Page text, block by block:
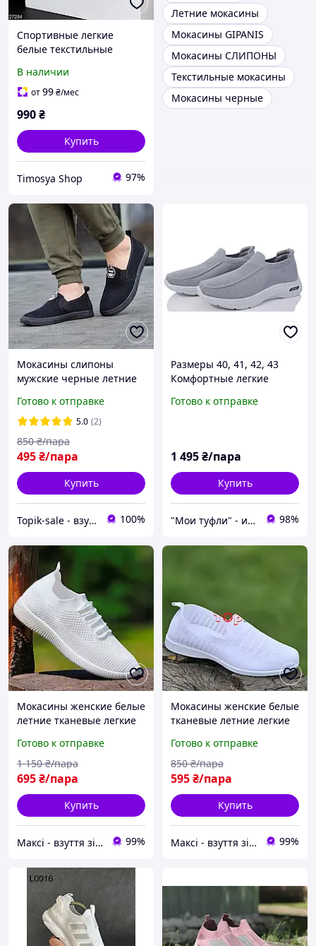
Спортивные легкие
белые текстильные
В наличии
от99₴/мес
990₴
Купить
Timosya Shop 97%
Летние мокасины
Мокасины GIPANIS
Мокасины СЛИПОНЫ
Текстильные мокасины
Мокасины черные
Мокасины слипоны
мужские черные летние
сліпони чоловічі чорні
літні сітка (Код: S3156)
Готово к отправке
5.0 (2)
495₴/пара
850 ₴/пара
Купить
Topik-sale - взуття зі знижками! 100%
Размеры 40, 41, 42, 43
Комфортные легкие
текстиль сетка, на
Готово к отправке
1 495₴/пара
Купить
"Мои туфли" - интернет магазин обуви на все случаи жизни. 98%
Мокасины женские белые
летние тканевые легкие
жіночі білі літні кросівки
(Код: М3250)
Готово к отправке
695₴/пара
1 150 ₴/пара
Купить
Максі - взуття зі знижками! 99%
Мокасины женские белые
тканевые летние легкие
білі літні текстильні легкі
сітка (Код: М3235)
Готово к отправке
595₴/пара
850 ₴/пара
Купить
Максі - взуття зі знижками! 99%